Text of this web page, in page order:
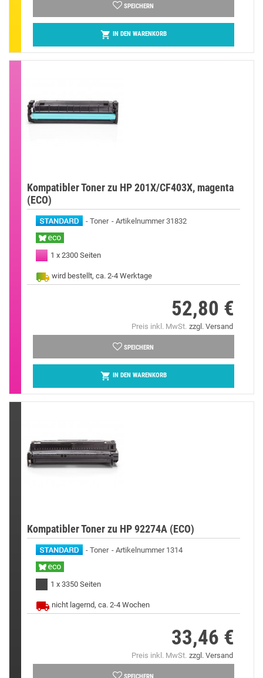
SPEICHERN
 IN DEN WARENKORB
Kompatibler Toner zu HP 201X/CF403X, magenta
(ECO)
Toner Artikelnummer 31832
1 x 2300 Seiten
wird bestellt, ca. 2-4 Werktage
52,80 €
Preis inkl. MwSt. zzgl. Versand
SPEICHERN
 IN DEN WARENKORB
Kompatibler Toner zu HP 92274A (ECO)
Toner Artikelnummer 1314
1 x 3350 Seiten
nicht lagernd, ca. 2-4 Wochen
33,46 €
Preis inkl. MwSt. zzgl. Versand
SPEICHERN